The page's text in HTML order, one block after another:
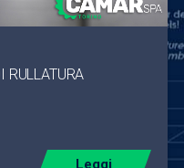
RULLATURA
Leggi